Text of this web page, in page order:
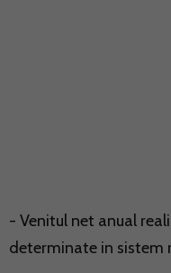
- Venitul net anual
determinate in sistem